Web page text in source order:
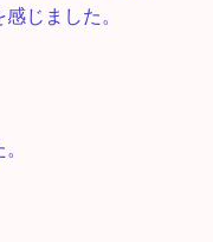
じました。